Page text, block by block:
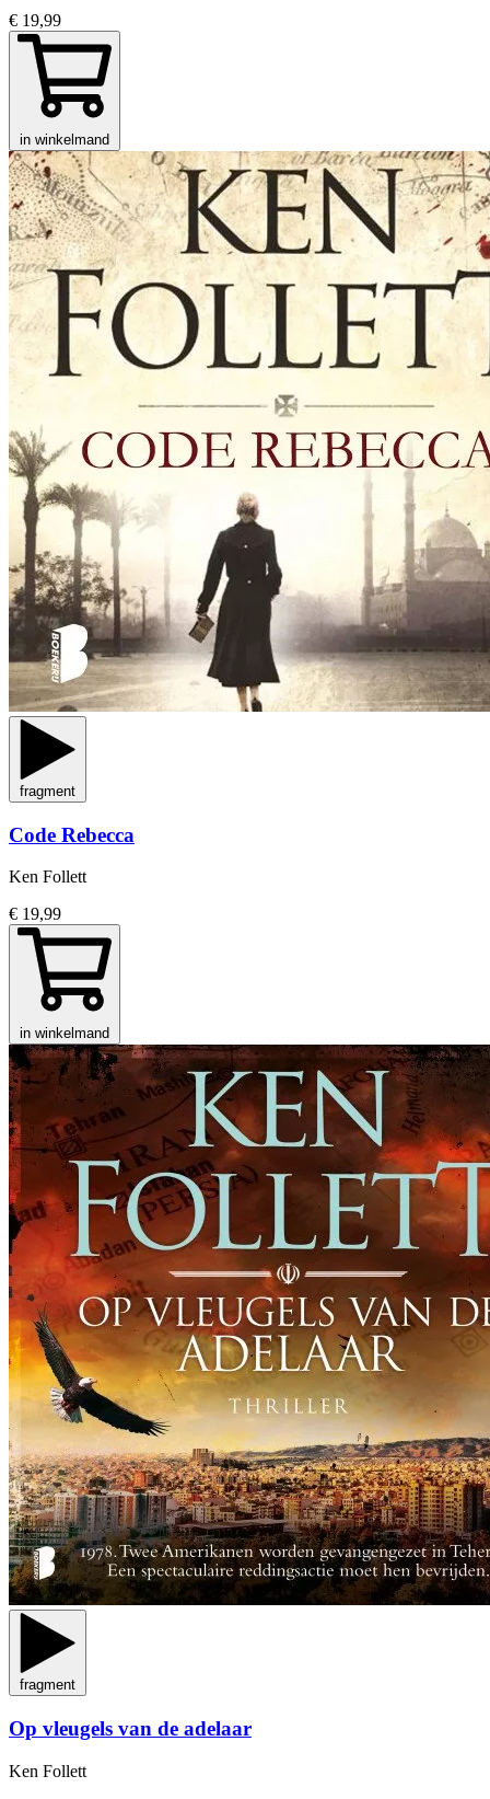
€ 19,99
in winkelmand
fragment
Code Rebecca
Ken Follett
€ 19,99
in winkelmand
fragment
Op vleugels van de adelaar
Ken Follett